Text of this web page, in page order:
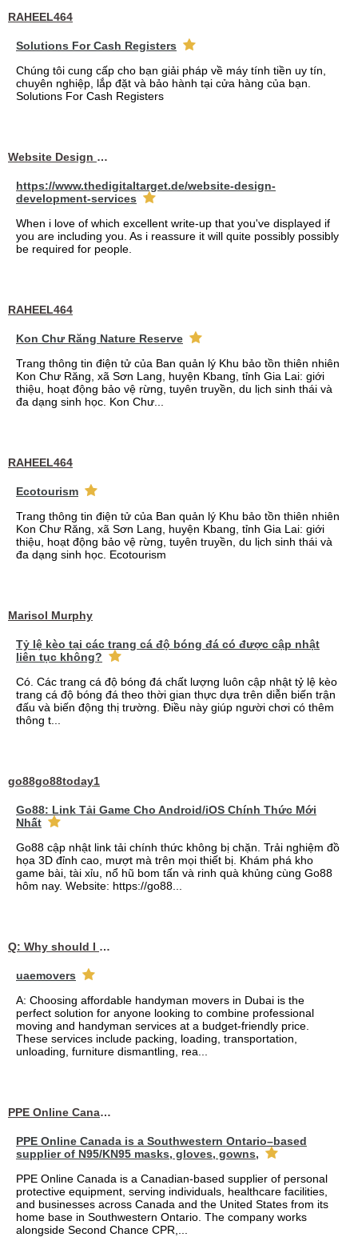
RAHEEL464
Solutions For Cash Registers
Chúng tôi cung cấp cho bạn giải pháp về máy tính tiền uy tín,
chuyên nghiệp, lắp đặt và bảo hành tại cửa hàng của bạn.
Solutions For Cash Registers
Website Design Services berin
https://www.thedigitaltarget.de/website-design-
development-services
When i love of which excellent write-up that you've displayed if
you are including you. As i reassure it will quite possibly possibly
be required for people.
RAHEEL464
Kon Chư Răng Nature Reserve
Trang thông tin điện tử của Ban quản lý Khu bảo tồn thiên nhiên
Kon Chư Răng, xã Sơn Lang, huyện Kbang, tỉnh Gia Lai: giới
thiệu, hoạt động bảo vệ rừng, tuyên truyền, du lịch sinh thái và
đa dạng sinh học. Kon Chư...
RAHEEL464
Ecotourism
Trang thông tin điện tử của Ban quản lý Khu bảo tồn thiên nhiên
Kon Chư Răng, xã Sơn Lang, huyện Kbang, tỉnh Gia Lai: giới
thiệu, hoạt động bảo vệ rừng, tuyên truyền, du lịch sinh thái và
đa dạng sinh học. Ecotourism
Marisol Murphy
Tỷ lệ kèo tại các trang cá độ bóng đá có được cập nhật
liên tục không?
Có. Các trang cá độ bóng đá chất lượng luôn cập nhật tỷ lệ kèo
trang cá độ bóng đá theo thời gian thực dựa trên diễn biến trận
đấu và biến động thị trường. Điều này giúp người chơi có thêm
thông t...
go88go88today1
Go88: Link Tải Game Cho Android/iOS Chính Thức Mới
Nhất
Go88 cập nhật link tải chính thức không bị chặn. Trải nghiệm đồ
họa 3D đỉnh cao, mượt mà trên mọi thiết bị. Khám phá kho
game bài, tài xỉu, nổ hũ bom tấn và rinh quà khủng cùng Go88
hôm nay. Website: https://go88...
Q: Why should I choose affordable handyman movers in Dubai for my relocation and maintenance needs?
uaemovers
A: Choosing affordable handyman movers in Dubai is the
perfect solution for anyone looking to combine professional
moving and handyman services at a budget-friendly price.
These services include packing, loading, transportation,
unloading, furniture dismantling, rea...
PPE Online Canada – Bulk PPE Supplier | N95, Gloves, Masks & Medical Supplies
PPE Online Canada is a Southwestern Ontario–based
supplier of N95/KN95 masks, gloves, gowns,
PPE Online Canada is a Canadian-based supplier of personal
protective equipment, serving individuals, healthcare facilities,
and businesses across Canada and the United States from its
home base in Southwestern Ontario. The company works
alongside Second Chance CPR,...